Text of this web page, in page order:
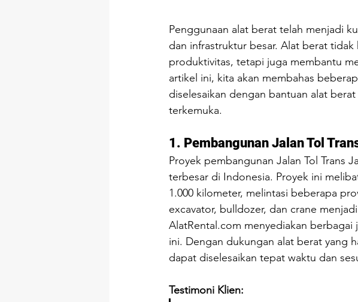
Penggunaan alat berat telah menjadi
dan infrastruktur besar. Alat berat
produktivitas, tetapi juga membantu
artikel ini, kita akan membahas
diselesaikan dengan bantuan alat berat
terkemuka.
1. Pembangunan Jalan Tol
Proyek pembangunan Jalan Tol Trans
terbesar di Indonesia. Proyek ini
1.000 kilometer, melintasi beberapa
excavator, bulldozer, dan crane
AlatRental.com menyediakan
ini. Dengan dukungan alat berat yang
dapat diselesaikan tepat waktu dan
Testimoni Klien: